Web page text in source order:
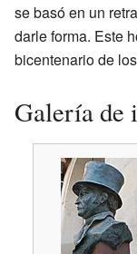
se basó en un
darle forma. Este
bicentenario de
Galería de